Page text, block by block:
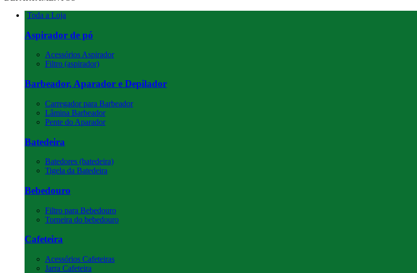
Toda a Loja
Aspirador de pó
Acessórios Aspirador
Filtro (aspirador)
Barbeador, Aparador e Depilador
Carregador para Barbeador
Lâmina Barbeador
Pente do Aparador
Batedeira
Batedores (batedeira)
Tigela da Batedeira
Bebedouro
Filtro para Bebedouro
Torneira do bebedouro
Cafeteira
Acessórios Cafeteiras
Jarra Cafeteira